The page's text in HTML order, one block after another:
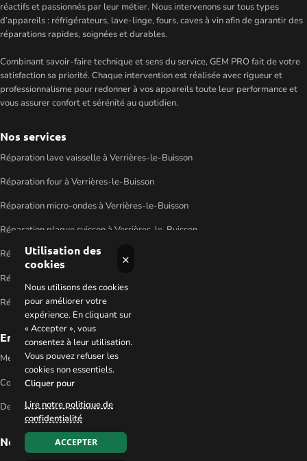
Utilisation des
cookies
×
Nous utilisons des cookies
pour améliorer votre
expérience. En cliquant sur
« Accepter », vous
consentez à leur utilisation.
Vous pouvez refuser les
cookies non essentiels.
Cliquer pour
Lire notre politique de
confidentialité
ACCEPTER
réactifs et passionnés par leur métier. Nous intervenons sur tous types
d’appareils : réfrigérateurs, lave-linge, fours, caves à vin afin de garantir des
réparations rapides, soignées et durables.
Combinant savoir-faire technique et sens du service, GEM PRO fait de votre
satisfaction sa priorité. Chaque intervention est réalisée avec rigueur et
professionnalisme pour redonner à vos appareils toute leur performance et
vous assurer confort et sérénité au quotidien.
Nos services
Réparation lave vaisselle à Verrières-le-Buisson
Réparation four à Verrières-le-Buisson
Réparation micro-ondes à Verrières-le-Buisson
Réparation plaque cuisson à Verrières-le-Buisson
Réparation machine à laver à Verrières-le-Buisson
Réparation sèche linge à Verrières-le-Buisson
Réparation réfrigérateur à Verrières-le-Buisson
En savoir plus
Mentions légales
Contactez-nous
Demander un devis
Nos coordonnées